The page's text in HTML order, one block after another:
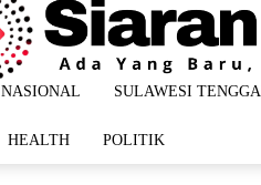
NASIONAL SULAWESI
HEALTH POLITIK